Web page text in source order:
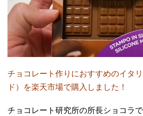
チョコレート作りにおすすめのイタ
ド）を楽天市場で購入しました！
チョコレート研究所の所長ショコラで